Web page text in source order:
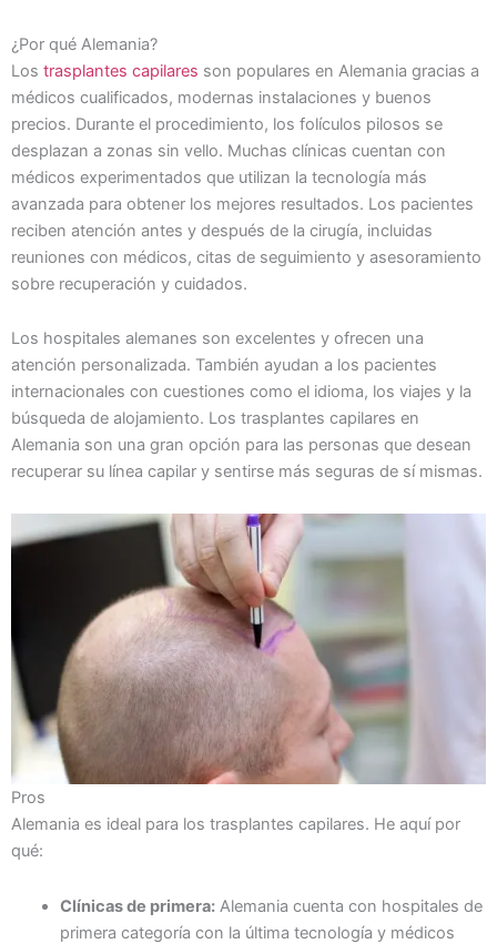
¿Por qué Alemania?
Los trasplantes capilares son populares en Alemania gracias a
médicos cualificados, modernas instalaciones y buenos
precios. Durante el procedimiento, los folículos pilosos se
desplazan a zonas sin vello. Muchas clínicas cuentan con
médicos experimentados que utilizan la tecnología más
avanzada para obtener los mejores resultados. Los pacientes
reciben atención antes y después de la cirugía, incluidas
reuniones con médicos, citas de seguimiento y asesoramiento
sobre recuperación y cuidados.
Los hospitales alemanes son excelentes y ofrecen una
atención personalizada. También ayudan a los pacientes
internacionales con cuestiones como el idioma, los viajes y la
búsqueda de alojamiento. Los trasplantes capilares en
Alemania son una gran opción para las personas que desean
recuperar su línea capilar y sentirse más seguras de sí mismas.
Pros
Alemania es ideal para los trasplantes capilares. He aquí por
qué:
Clínicas de primera:Alemania cuenta con hospitales de
primera categoría con la última tecnología y médicos